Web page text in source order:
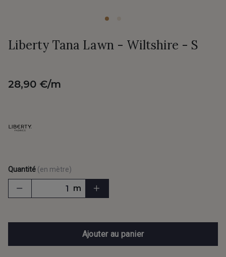
Liberty Tana Lawn - Wiltshire - S
28,90 €/m
Quantité (en mètre)
m
Ajouter au panier